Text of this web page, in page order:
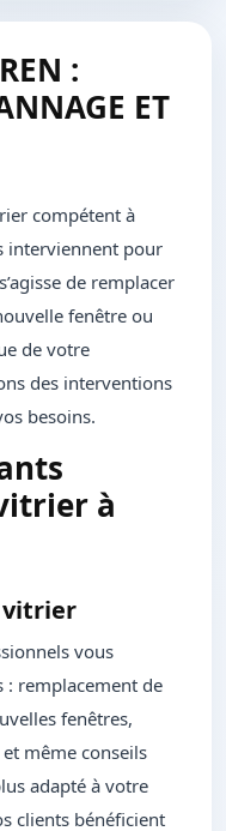
:
ET
compétent à
interviennent pour
de remplacer
fenêtre ou
de votre
des interventions
besoins.
à
vitrier
vous
: remplacement de
fenêtres,
même conseils
adapté à votre
clients bénéficient